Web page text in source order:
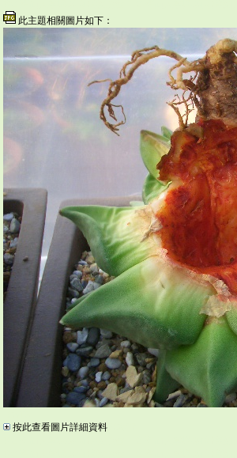
此主題相關圖片如下：
按此查看圖片詳細資料#O\;S7